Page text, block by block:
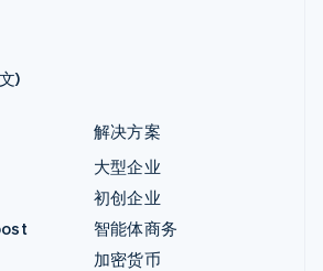
)
解决方案
大型企业
初创企业
智能体商务
加密货币